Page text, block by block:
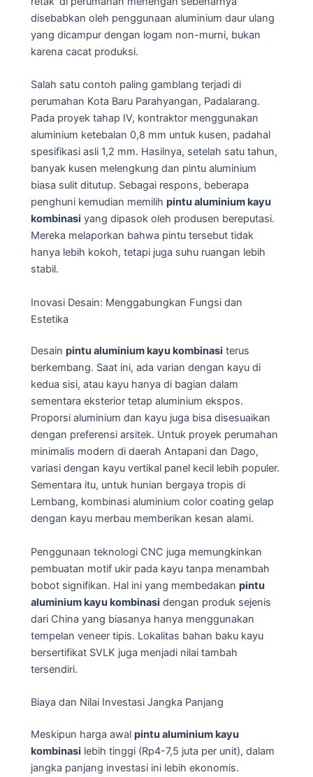
disebabkan oleh penggunaan aluminium daur ulang
yang dicampur dengan logam non-murni, bukan
karena cacat produksi.
Salah satu contoh paling gamblang terjadi di
perumahan Kota Baru Parahyangan, Padalarang.
Pada proyek tahap IV, kontraktor menggunakan
aluminium ketebalan 0,8 mm untuk kusen, padahal
spesifikasi asli 1,2 mm. Hasilnya, setelah satu tahun,
banyak kusen melengkung dan pintu aluminium
biasa sulit ditutup. Sebagai respons, beberapa
penghuni kemudian memilih pintu aluminium kayu
kombinasi yang dipasok oleh produsen bereputasi.
Mereka melaporkan bahwa pintu tersebut tidak
hanya lebih kokoh, tetapi juga suhu ruangan lebih
stabil.
Inovasi Desain: Menggabungkan Fungsi dan
Estetika
Desain pintu aluminium kayu kombinasi terus
berkembang. Saat ini, ada varian dengan kayu di
kedua sisi, atau kayu hanya di bagian dalam
sementara eksterior tetap aluminium ekspos.
Proporsi aluminium dan kayu juga bisa disesuaikan
dengan preferensi arsitek. Untuk proyek perumahan
minimalis modern di daerah Antapani dan Dago,
variasi dengan kayu vertikal panel kecil lebih populer.
Sementara itu, untuk hunian bergaya tropis di
Lembang, kombinasi aluminium color coating gelap
dengan kayu merbau memberikan kesan alami.
Penggunaan teknologi CNC juga memungkinkan
pembuatan motif ukir pada kayu tanpa menambah
bobot signifikan. Hal ini yang membedakan pintu
aluminium kayu kombinasi dengan produk sejenis
dari China yang biasanya hanya menggunakan
tempelan veneer tipis. Lokalitas bahan baku kayu
bersertifikat SVLK juga menjadi nilai tambah
tersendiri.
Biaya dan Nilai Investasi Jangka Panjang
Meskipun harga awal pintu aluminium kayu
kombinasi lebih tinggi (Rp4-7,5 juta per unit), dalam
jangka panjang investasi ini lebih ekonomis.